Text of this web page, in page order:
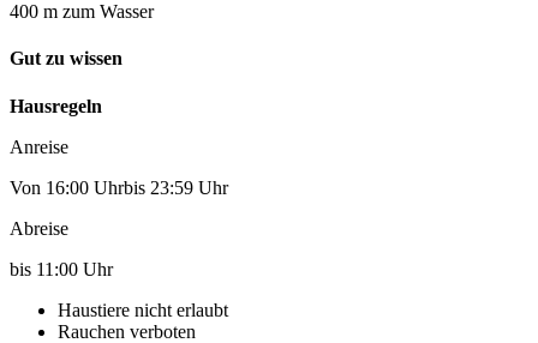
400 m zum Wasser
Gut zu wissen
Hausregeln
Anreise
Von 16:00 Uhrbis 23:59 Uhr
Abreise
bis 11:00 Uhr
Haustiere nicht erlaubt
Rauchen verboten